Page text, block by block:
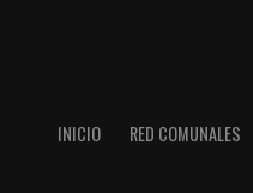
INICIO RED COMUNALES